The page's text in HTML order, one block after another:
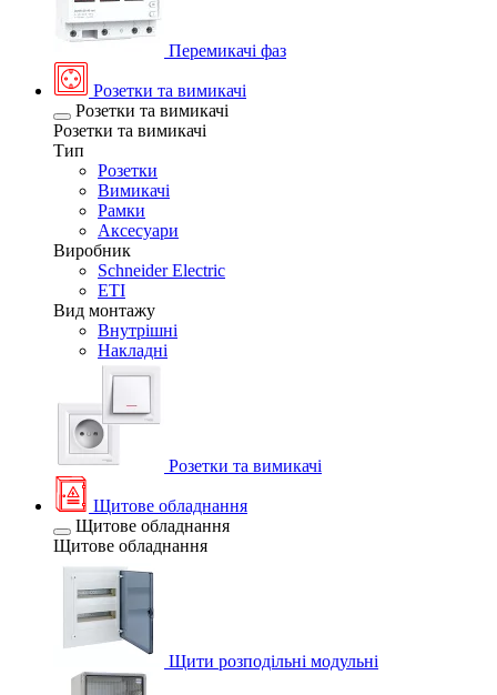
Перемикачі фаз
Розетки та вимикачі
Розетки та вимикачі
Розетки та вимикачі
Тип
Розетки
Вимикачі
Рамки
Аксесуари
Виробник
Schneider Electric
ETI
Вид монтажу
Внутрішні
Накладні
Розетки та вимикачі
Щитове обладнання
Щитове обладнання
Щитове обладнання
Щити розподільні модульні